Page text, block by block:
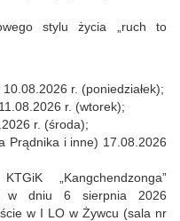
stylu życia „ruch to
r. (poniedziałek);
r. (wtorek);
r. (środa);
Prądnika i inne) 17.08.2026
„Kangchendzonga”
w dniu 6 sierpnia 2026
w I LO w Żywcu (sala nr